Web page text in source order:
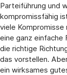
Parteiführung und
kompromissfähig
viele
eine ganz einfache
die richtige
das vorstellen.
ein wirksames